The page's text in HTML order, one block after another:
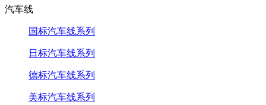
汽车线
国标汽车线系列
日标汽车线系列
德标汽车线系列
美标汽车线系列